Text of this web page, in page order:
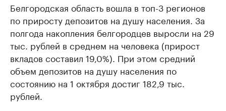
Белгородская область вошла в топ-3 регионов
по приросту депозитов на душу населения. За
полгода накопления белгородцев выросли на 29
тыс. рублей в среднем на человека (прирост
вкладов составил 19,0%). При этом средний
объем депозитов на душу населения по
состоянию на 1 октября достиг 182,9 тыс.
рублей.